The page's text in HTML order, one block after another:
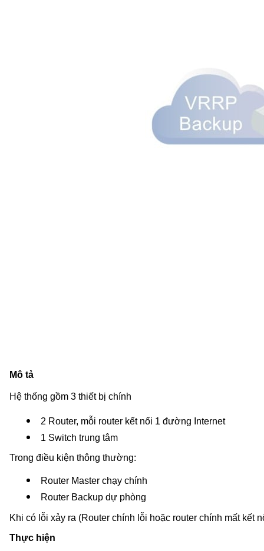
Mô tả
Hệ thống gồm 3 thiết bị chính
2 Router, mỗi router kết nối 1 đường Internet
1 Switch trung tâm
Trong điều kiện thông thường:
Router Master chạy chính
Router Backup dự phòng
Khi có lỗi xảy ra (Router chính lỗi hoặc router chính mất kết
Thực hiện